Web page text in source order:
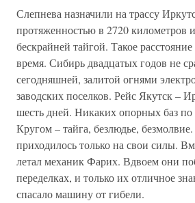
Слепнева назначили на трассу
протяженностью в 2720
бескрайней тайгой. Такое
время. Сибирь двадцатых годов не
сегодняшней, залитой огнями
заводских поселков. Рейс Якутск –
шесть дней. Никаких опорных баз по
Кругом – тайга, безлюдье,
приходилось только на свои силы.
летал механик Фарих. Вдвоем они
переделках, и только их отличное
спасало машину от гибели.